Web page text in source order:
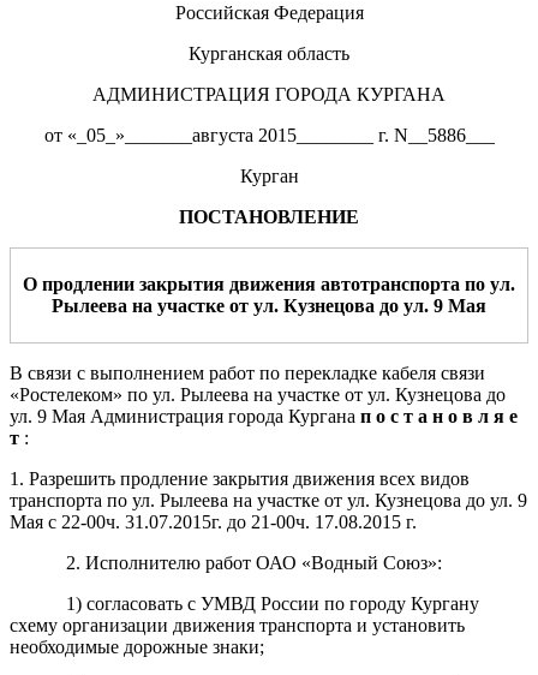
Российская Федерация
Курганская область
АДМИНИСТРАЦИЯ ГОРОДА КУРГАНА
от «_05_»_______августа 2015________ г. N__5886___
Курган
ПОСТАНОВЛЕНИЕ
О продлении закрытия движения автотранспорта по ул.
Рылеева на участке от ул. Кузнецова до ул. 9 Мая
В связи с выполнением работ по перекладке кабеля связи
«Ростелеком» по ул. Рылеева на участке от ул. Кузнецова до
ул. 9 Мая Администрация города Кургана п о с т а н о в л я е
т :
1. Разрешить продление закрытия движения всех видов
транспорта по ул. Рылеева на участке от ул. Кузнецова до ул. 9
Мая с 22-00ч. 31.07.2015г. до 21-00ч. 17.08.2015 г.
2. Исполнителю работ ОАО «Водный Союз»:
1) согласовать с УМВД России по городу Кургану
схему организации движения транспорта и установить
необходимые дорожные знаки;